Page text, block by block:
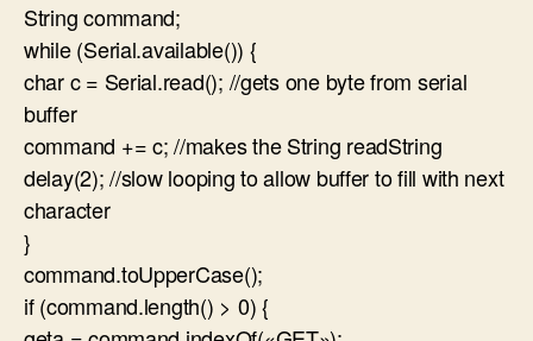
String command;
while (Serial.available()) {
char c = Serial.read(); //gets one byte from serial
buffer
command += c; //makes the String readString
delay(2); //slow looping to allow buffer to fill with next
character
}
command.toUpperCase();
if (command.length() > 0) {